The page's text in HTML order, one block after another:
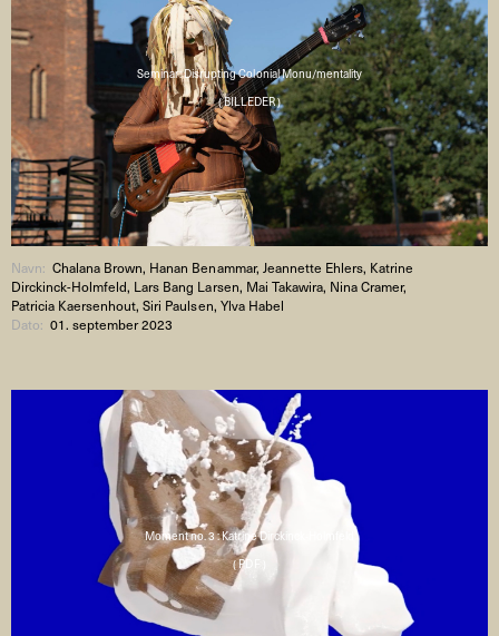
Seminar: Disrupting Colonial Monu/mentality
( BILLEDER )
Navn:Chalana Brown, Hanan Benammar, Jeannette Ehlers, Katrine
Dirckinck-Holmfeld, Lars Bang Larsen, Mai Takawira, Nina Cramer,
Patricia Kaersenhout, Siri Paulsen, Ylva Habel
Dato:01. september 2023
Moment no. 3 : Katrine Dirckinck-Holmfeld
( PDF )